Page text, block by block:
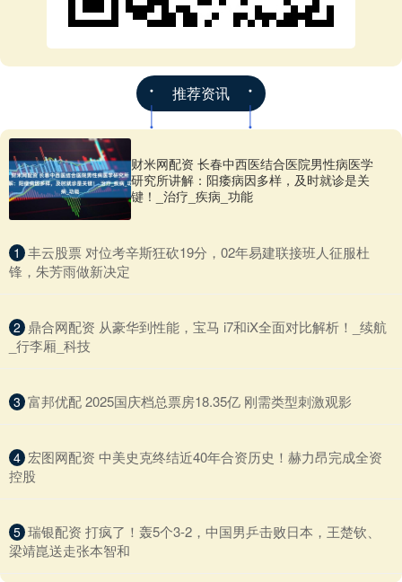
推荐资讯
财米网配资 长春中西医结合医院男性病医学
研究所讲解：阳痿病因多样，及时就诊是关
键！_治疗_疾病_功能
1 ​丰云股票 对位考辛斯狂砍19分，02年易建联接班人征服杜
锋，朱芳雨做新决定
2 ​鼎合网配资 从豪华到性能，宝马 i7和iX全面对比解析！_续航
_行李厢_科技
3 ​富邦优配 2025国庆档总票房18.35亿 刚需类型刺激观影
4 ​宏图网配资 中美史克终结近40年合资历史！赫力昂完成全资
控股
5 ​瑞银配资 打疯了！轰5个3-2，中国男乒击败日本，王楚钦、
梁靖崑送走张本智和